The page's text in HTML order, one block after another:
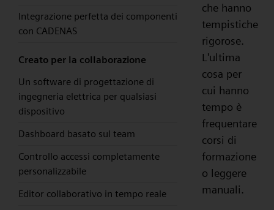
Integrazione perfetta dei componenti
con CADENAS
Creato per la collaborazione
Un software di progettazione di
ingegneria elettrica per qualsiasi
dispositivo
Dashboard basato sul team
Controllo accessi completamente
personalizzabile
Editor collaborativo in tempo reale
che hanno
tempistiche
rigorose.
L'ultima
cosa per
cui hanno
tempo è
frequentare
corsi di
formazione
o leggere
manuali.